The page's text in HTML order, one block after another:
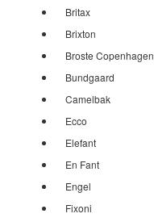
Britax
Brixton
Broste Copenhagen
Bundgaard
Camelbak
Ecco
Elefant
En Fant
Engel
Fixoni